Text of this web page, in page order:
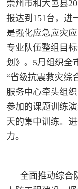
崇州市和大邑县
报达到151台，进
是强化应急应灾
专业队伍整组目
划》。5月组织全
“省级抗震救灾综
服务中心牵头组
参加的课题训练
天的集中训练。
力。
全面推动综合